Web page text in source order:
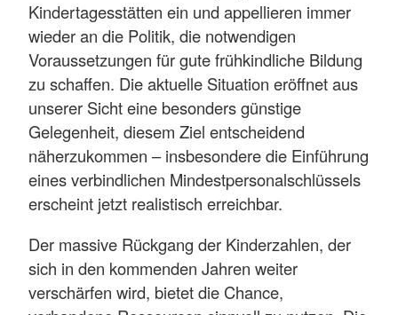
Kindertagesstätten ein und appellieren immer
wieder an die Politik, die notwendigen
Voraussetzungen für gute frühkindliche Bildung
zu schaffen. Die aktuelle Situation eröffnet aus
unserer Sicht eine besonders günstige
Gelegenheit, diesem Ziel entscheidend
näherzukommen – insbesondere die Einführung
eines verbindlichen Mindestpersonalschlüssels
erscheint jetzt realistisch erreichbar.
Der massive Rückgang der Kinderzahlen, der
sich in den kommenden Jahren weiter
verschärfen wird, bietet die Chance,